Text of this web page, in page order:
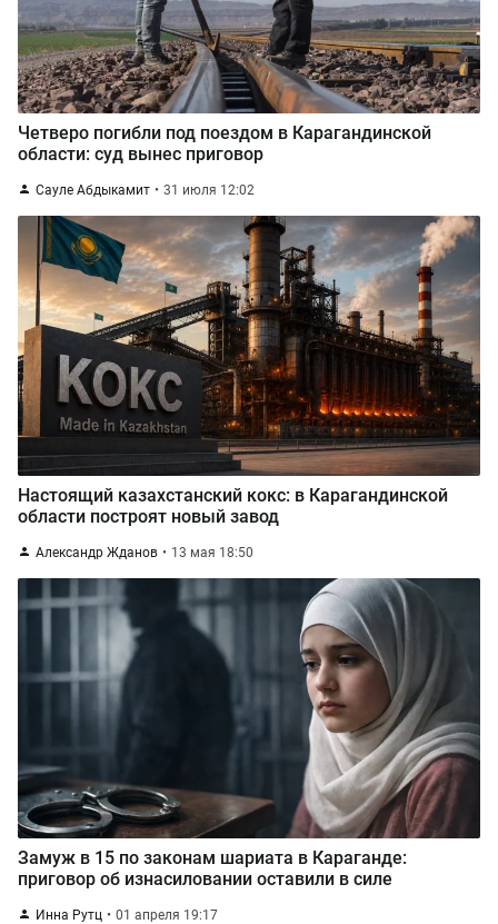
Четверо погибли под поездом в Карагандинской
области: суд вынес приговор
Сауле Абдыкамит 31 июля 12:02
Настоящий казахстанский кокс: в Карагандинской
области построят новый завод
Александр Жданов 13 мая 18:50
Замуж в 15 по законам шариата в Караганде:
приговор об изнасиловании оставили в силе
Инна Рутц 01 апреля 19:17